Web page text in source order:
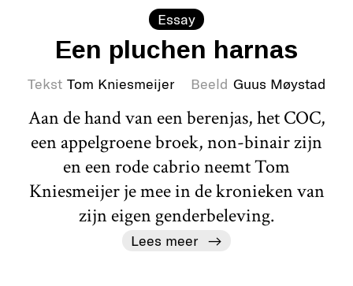
Essay
Een pluchen harnas
Tekst Tom Kniesmeijer Beeld Guus Møystad
Aan de hand van een berenjas, het COC,
een appelgroene broek, non-binair zijn
en een rode cabrio neemt Tom
Kniesmeijer je mee in de kronieken van
zijn eigen genderbeleving.
Lees meer